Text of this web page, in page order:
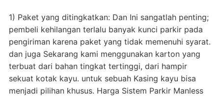
1) Paket yang ditingkatkan: Dan Ini sangatlah penting;
pembeli kehilangan terlalu banyak kunci parkir pada
pengiriman karena paket yang tidak memenuhi syarat.
dan juga Sekarang kami menggunakan karton yang
terbuat dari bahan tingkat tertinggi, dari hampir
sekuat kotak kayu. untuk sebuah Kasing kayu bisa
menjadi pilihan khusus. Harga Sistem Parkir Manless